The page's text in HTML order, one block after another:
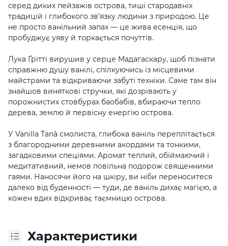
серед диких пейзажів острова, тиші стародавніх
традицій і глибокого зв’язку людини з природою. Це
не просто ванільний запах — це жива есенція, що
пробуджує уяву й торкається почуттів.
Лука Ґрітті вирушив у серце Мадагаскару, щоб пізнати
справжню душу ванілі, спілкуючись із місцевими
майстрами та відкриваючи забуті техніки. Саме там він
знайшов виняткові стручки, які дозрівають у
порожнистих стовбурах баобабів, вбираючи тепло
дерева, землю й первісну енергію острова.
У Vanilla Tanà смолиста, глибока ваніль переплітається
з благородними деревними акордами та тонкими,
загадковими спеціями. Аромат теплий, обіймаючий і
медитативний, немов повільна подорож священними
гаями. Наносячи його на шкіру, ви ніби переноситеся
далеко від буденності — туди, де ваніль дихає магією, а
кожен вдих відкриває таємницю острова.
Характеристики